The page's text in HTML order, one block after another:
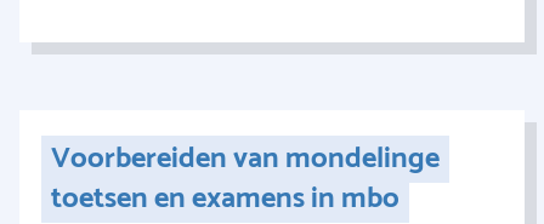
Voorbereiden van mondelinge
toetsen en examens in mbo